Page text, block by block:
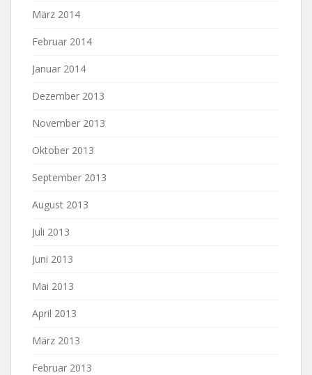
März 2014
Februar 2014
Januar 2014
Dezember 2013
November 2013
Oktober 2013
September 2013
August 2013
Juli 2013
Juni 2013
Mai 2013
April 2013
März 2013
Februar 2013